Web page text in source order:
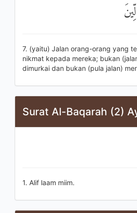
7. (yaitu) Jalan orang-orang yang
nikmat kepada mereka; bukan
dimurkai dan bukan (pula jalan)
Surat Al-Baqarah (2)
1. Alif laam miim.